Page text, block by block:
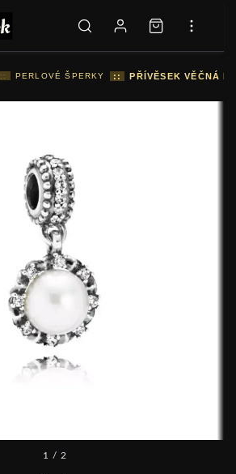
:: PERLOVÉ ŠPERKY :: PŘÍVĚSEK VĚČNÁ
1 / 2